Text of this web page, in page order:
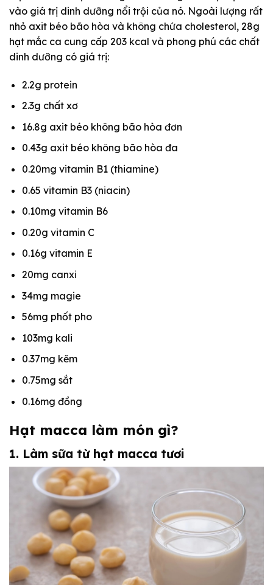
vào giá trị dinh dưỡng nổi trội của nó. Ngoài lượng rất
nhỏ axit béo bão hòa và không chứa cholesterol, 28g
hạt mắc ca cung cấp 203 kcal và phong phú các chất
dinh dưỡng có giá trị:
2.2g protein
2.3g chất xơ
16.8g axit béo không bão hòa đơn
0.43g axit béo không bão hòa đa
0.20mg vitamin B1 (thiamine)
0.65 vitamin B3 (niacin)
0.10mg vitamin B6
0.20g vitamin C
0.16g vitamin E
20mg canxi
34mg magie
56mg phốt pho
103mg kali
0.37mg kẽm
0.75mg sắt
0.16mg đồng
Hạt macca làm món gì?
1. Làm sữa từ hạt macca tươi